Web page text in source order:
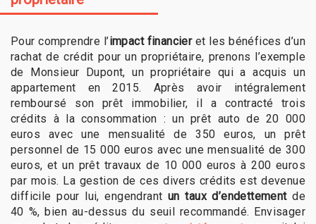
Pour comprendre l’impact financieret les bénéfices d’un
rachat de crédit pour un propriétaire, prenons l’exemple
de Monsieur Dupont, un propriétaire qui a acquis un
appartement en 2015. Après avoir intégralement
remboursé son prêt immobilier, il a contracté trois
crédits à la consommation : un prêt auto de 20 000
euros avec une mensualité de 350 euros, un prêt
personnel de 15 000 euros avec une mensualité de 300
euros, et un prêt travaux de 10 000 euros à 200 euros
par mois. La gestion de ces divers crédits est devenue
difficile pour lui, engendrant un taux d’endettementde
40 %, bien au-dessus du seuil recommandé. Envisager